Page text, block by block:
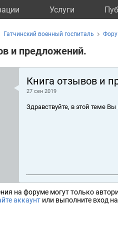
Услуги
Гатчинский военный госпиталь
и предложений.
Книга отзывов и
27 сен 2019
Здравствуйте, в этой теме
на форуме могут только
аккаунт или выполните вход